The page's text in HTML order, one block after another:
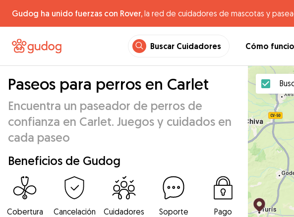
Gudog ha unido fuerzas con Rover, la red de cuidadores de mascotas y
Buscar Cuidadores Cómo
Paseos para perros en Carlet
Encuentra un paseador de perros de
confianza en Carlet. Juegos y cuidados en
cada paseo
Beneficios de Gudog
Cobertura
Cancelación
Cuidadores
Soporte
Pago